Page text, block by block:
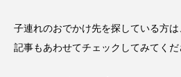
子連れのおでかけ先を探している方は
記事もあわせてチェックしてみてくだ